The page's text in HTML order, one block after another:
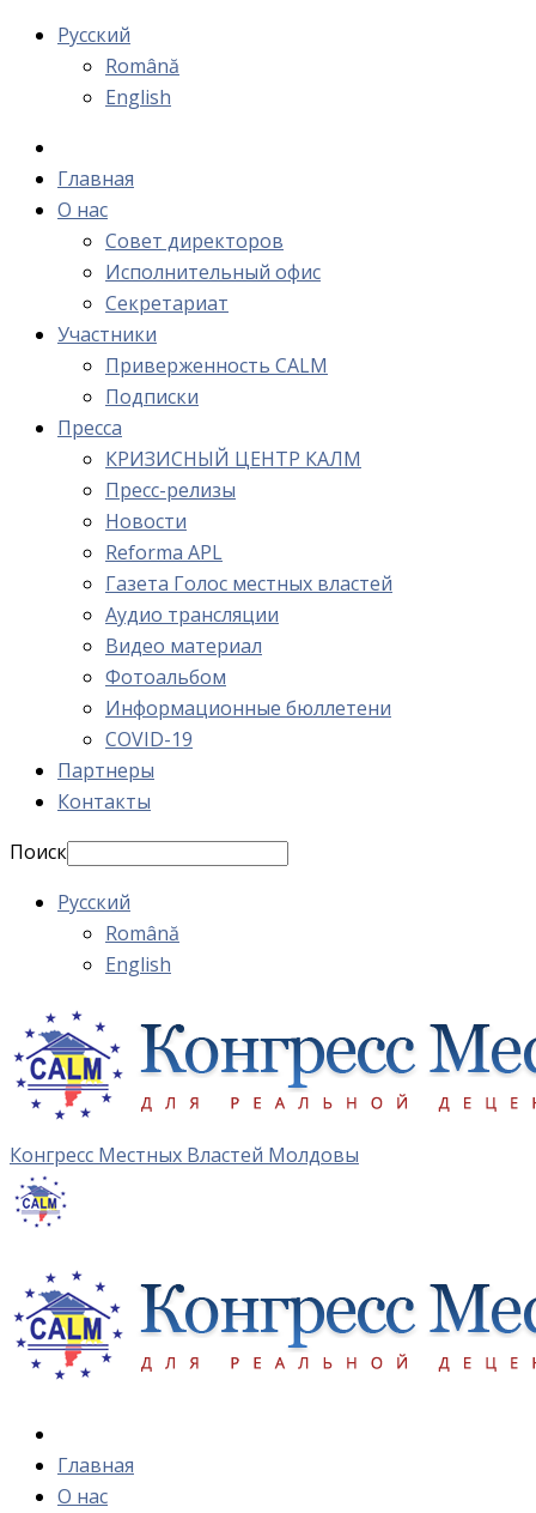
Русский
Română
English
Главная
О нас
Cовет директоров
Исполнительный офис
Cекретариат
Участники
Приверженность CALM
Подписки
Пресса
КРИЗИСНЫЙ ЦЕНТР КАЛМ
Пресс-релизы
Новости
Reforma APL
Газета Голос местных властей
Аудио трансляции
Видео материал
Фотоальбом
Информационные бюллетени
COVID-19
Партнеры
Контакты
Поиск
Русский
Română
English
Конгресс Местных Властей Молдовы
Главная
О нас